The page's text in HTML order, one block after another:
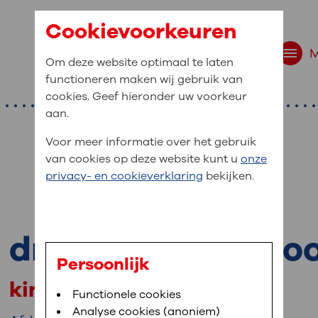
website navigatie
bent u naar op
Bloedafname,MijnOLVG,Digitalisering
medische gegevens
In MijnOLVG kunt u uw medische
het u uitkomt. OLVG breidt MijnOLVG
drs. J.V.
kinderarts
Cookievoorkeuren
Om deze website optimaal te laten
functioneren maken wij gebruik van
cookies. Geef hieronder uw voorkeur
aan.
Voor meer informatie over het gebruik
van cookies op deze website kunt u onze
privacy- en cookieverklaring bekijken.
Persoonlijk
Functionele cookies
Analyse cookies (anoniem)